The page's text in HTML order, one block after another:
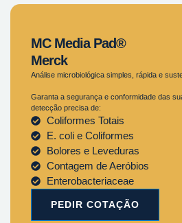
MC Media Pad®
Merck
Análise microbiológica simples, rápida e
Garanta a segurança e conformidade das
detecção precisa de:
Coliformes Totais
E. coli e Coliformes
Bolores e Leveduras
Contagem de Aeróbios
Enterobacteriaceae
PEDIR COTAÇÃO